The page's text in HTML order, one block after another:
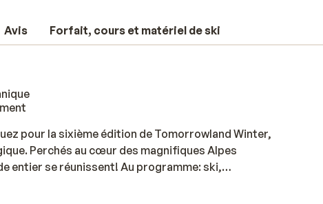
Avis Forfait, cours et matériel de ski
pour la sixième édition de Tomorrowland Winter,
Perchés au cœur des magnifiques Alpes
entier se réunissent! Au programme: ski,
entièrement transformé en vaste terrain de